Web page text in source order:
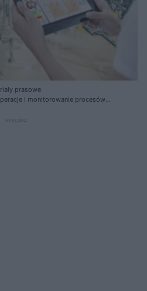
prasowe
i monitorowanie procesów